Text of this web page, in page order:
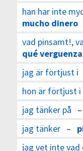
han har inte
mucho dinero
vad pinsamt!,
qué verguenza
jag är förtjust i
hon är förtjust i
jag tänker på –
jag tänker–
jag vet inte